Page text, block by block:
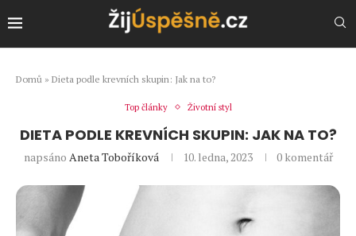
Domů » Dieta podle krevních skupin: Jak na to?
Top články Životní styl
DIETA PODLE KREVNÍCH SKUPIN: JAK NA TO?
napsáno Aneta Toboříková 10. ledna, 2023 0 komentář